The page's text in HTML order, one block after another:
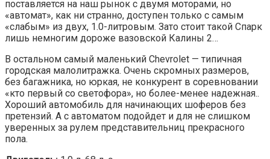
поставляется на наш рынок с двумя моторами, но
«автомат», как ни странно, доступен только с самым
«слабым» из двух, 1.0-литровым. Зато стоит такой Спарк
лишь немногим дороже вазовской Калины 2…
В остальном самый маленький Chevrolet — типичная
городская малолитражка. Очень скромных размеров,
без багажника, но юркая, не конкурент в соревновании
«кто первый со светофора», но более-менее надежная..
Хороший автомобиль для начинающих шоферов без
претензий. А с автоматом подойдет и для не слишком
уверенных за рулем представительниц прекрасного
пола.